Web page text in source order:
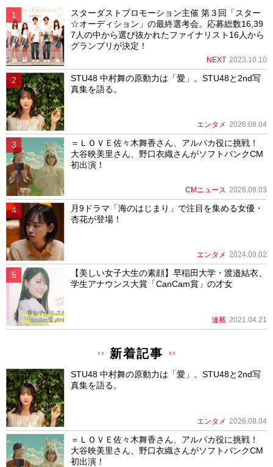
スターダストプロモーション主催 第３回「スター
☆オーディション」の最終選考会。応募総数16,39
7人の中から選び抜かれたファイナリスト16人から
グランプリが決定！
NEXT 2023.10.10
STU48 中村舞の原動力は「愛」。STU48と2nd写
真集を語る。
エンタメ 2026.08.04
＝ＬＯＶＥ佐々木舞香さん、アルパカ役に挑戦！
大谷映美里さん、野口衣織さんがソフトバンクCM
初出演！
CMニュース 2026.08.03
月9ドラマ「海のはじまり」で注目を集める女優・
杏花が登場！
エンタメ 2024.09.02
【美しい女子大生の素顔】早稲田大学・渡邉結衣、
学生アナウンス大賞「CanCam賞」の才女
連載 2021.04.21
新着記事
STU48 中村舞の原動力は「愛」。STU48と2nd写
真集を語る。
エンタメ 2026.08.04
＝ＬＯＶＥ佐々木舞香さん、アルパカ役に挑戦！
大谷映美里さん、野口衣織さんがソフトバンクCM
初出演！